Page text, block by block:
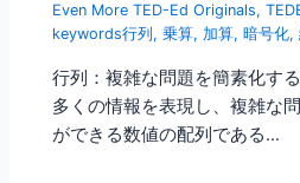
Even More TED-Ed Originals,
keywords行列 ,乗算, 加算,暗号化,
行列：複雑な問題を簡素化す
多くの情報を表現し、複雑な
ができる数値の配列である…